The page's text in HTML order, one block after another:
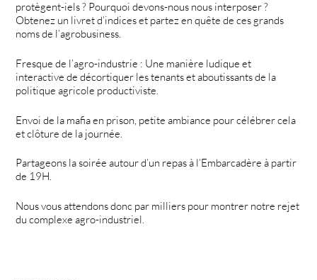
protègent-iels ? Pourquoi devons-nous nous interposer ?
Obtenez un livret d’indices et partez en quête de ces grands
noms de l’agrobusiness.
Fresque de l’agro-industrie : Une manière ludique et
interactive de décortiquer les tenants et aboutissants de la
politique agricole productiviste.
Envoi de la mafia en prison, petite ambiance pour célébrer cela
et clôture de la journée.
Partageons la soirée autour d’un repas à l’Embarcadère à partir
de 19H.
Nous vous attendons donc par milliers pour montrer notre rejet
du complexe agro-industriel.